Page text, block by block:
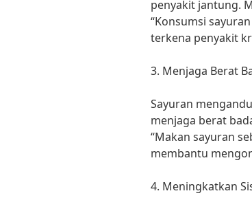
penyakit jantung.
“Konsumsi
terkena penyakit
3. Menjaga Berat
Sayuran
menjaga berat
“Makan sayuran
membantu
4. Meningkatkan